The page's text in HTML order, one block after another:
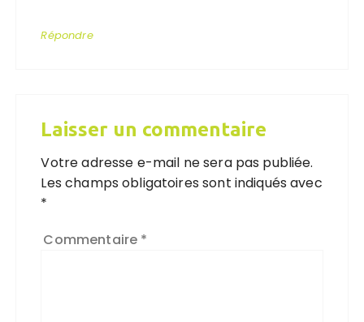
Répondre
Laisser un commentaire
Votre adresse e-mail ne sera pas publiée.
Les champs obligatoires sont indiqués avec
*
Commentaire *